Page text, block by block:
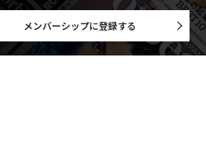
メンバーシップに登録する